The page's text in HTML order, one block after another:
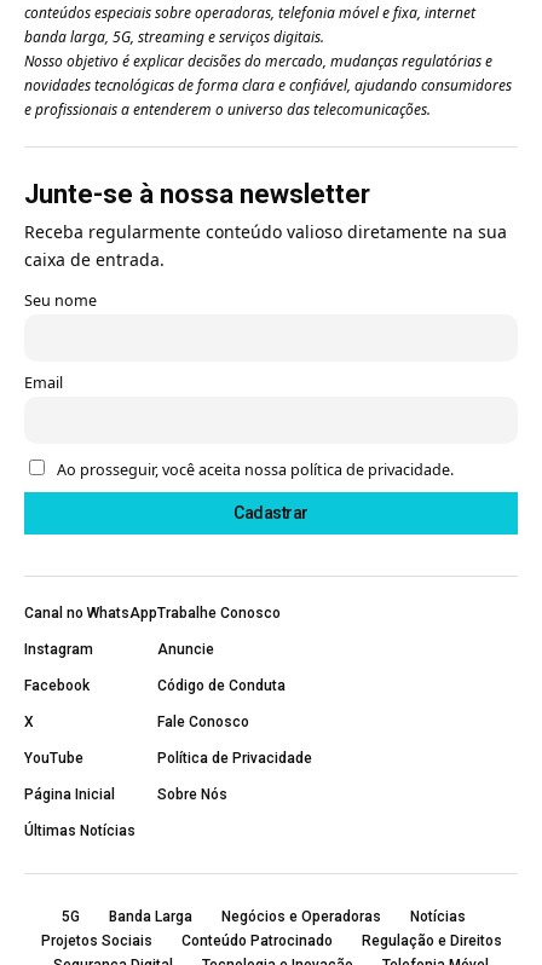
conteúdos especiais sobre operadoras, telefonia móvel e fixa, internet
banda larga, 5G, streaming e serviços digitais.
Nosso objetivo é explicar decisões do mercado, mudanças regulatórias e
novidades tecnológicas de forma clara e confiável, ajudando consumidores
e profissionais a entenderem o universo das telecomunicações.
Junte-se à nossa newsletter
Receba regularmente conteúdo valioso diretamente na sua
caixa de entrada.
Seu nome
Email
Ao prosseguir, você aceita nossa política de privacidade.
Canal no WhatsApp
Instagram
Facebook
X
YouTube
Página Inicial
Últimas Notícias
Trabalhe Conosco
Anuncie
Código de Conduta
Fale Conosco
Política de Privacidade
Sobre Nós
5G Banda Larga Negócios e Operadoras
Notícias
Projetos Sociais
Conteúdo Patrocinado
Regulação e Direitos